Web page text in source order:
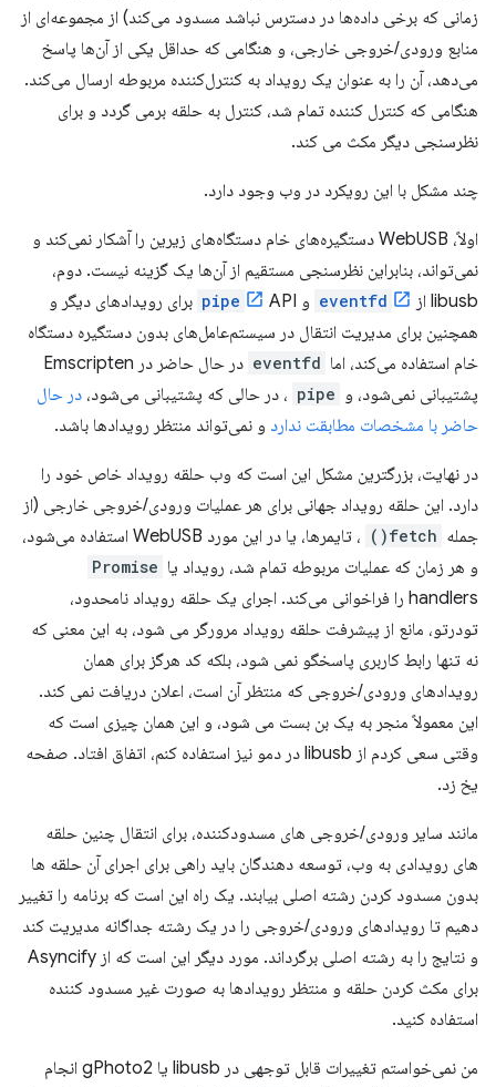
زمانی که برخی داده‌ها در دسترس نباشد مسدود می‌کند) از مجموعه‌ای از
منابع ورودی/خروجی خارجی، و هنگامی که حداقل یکی از آن‌ها پاسخ
می‌دهد، آن را به عنوان یک رویداد به کنترل‌کننده مربوطه ارسال می‌کند.
هنگامی که کنترل کننده تمام شد، کنترل به حلقه برمی گردد و برای
نظرسنجی دیگر مکث می کند.
چند مشکل با این رویکرد در وب وجود دارد.
اولاً، WebUSB دستگیره‌های خام دستگاه‌های زیرین را آشکار نمی‌کند و
نمی‌تواند، بنابراین نظرسنجی مستقیم از آن‌ها یک گزینه نیست. دوم،
libusb از
eventfd و pipe API برای رویدادهای دیگر و
همچنین برای مدیریت انتقال در سیستم‌عامل‌های بدون دستگیره دستگاه
خام استفاده می‌کند، اما eventfd
در حال حاضر در Emscripten
پشتیبانی نمی‌شود، و pipe ، در حالی که پشتیبانی می‌شود، در حال
حاضر با مشخصات مطابقت ندارد و نمی‌تواند منتظر رویدادها باشد.
در نهایت، بزرگترین مشکل این است که وب حلقه رویداد خاص خود را
دارد. این حلقه رویداد جهانی برای هر عملیات ورودی/خروجی خارجی (از
جمله fetch()
، تایمرها، یا در این مورد WebUSB استفاده می‌شود،
و هر زمان که عملیات مربوطه تمام شد، رویداد یا Promise
handlers را فراخوانی می‌کند. اجرای یک حلقه رویداد نامحدود،
تودرتو، مانع از پیشرفت حلقه رویداد مرورگر می شود، به این معنی که
نه تنها رابط کاربری پاسخگو نمی شود، بلکه کد هرگز برای همان
رویدادهای ورودی/خروجی که منتظر آن است، اعلان دریافت نمی کند.
این معمولاً منجر به یک بن بست می شود، و این همان چیزی است که
وقتی سعی کردم از libusb در دمو نیز استفاده کنم، اتفاق افتاد. صفحه
یخ زد.
مانند سایر ورودی/خروجی های مسدودکننده، برای انتقال چنین حلقه
های رویدادی به وب، توسعه دهندگان باید راهی برای اجرای آن حلقه ها
بدون مسدود کردن رشته اصلی بیابند. یک راه این است که برنامه را تغییر
دهیم تا رویدادهای ورودی/خروجی را در یک رشته جداگانه مدیریت کند
و نتایج را به رشته اصلی برگرداند. مورد دیگر این است که از Asyncify
برای مکث کردن حلقه و منتظر رویدادها به صورت غیر مسدود کننده
استفاده کنید.
من نمی‌خواستم تغییرات قابل توجهی در libusb یا gPhoto2 انجام